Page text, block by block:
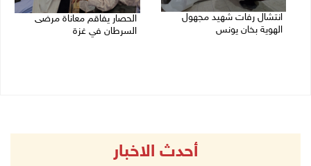
انتشال رفات شهيد مجهول
الهوية بخان يونس
الحصار يفاقم معاناة مرضى
السرطان في غزة
أحدث الاخبار